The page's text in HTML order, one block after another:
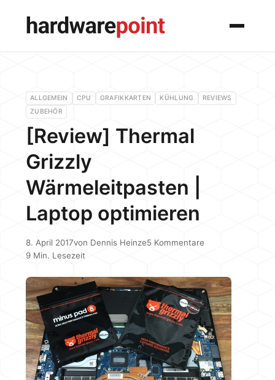
Menü
ALLGEMEIN CPU GRAFIKKARTEN KÜHLUNG
REVIEWS
ZUBEHÖR
[Review] Thermal
Grizzly
Wärmeleitpasten |
Laptop optimieren
8. April 2017von Dennis Heinze5 Kommentare
9 Min. Lesezeit